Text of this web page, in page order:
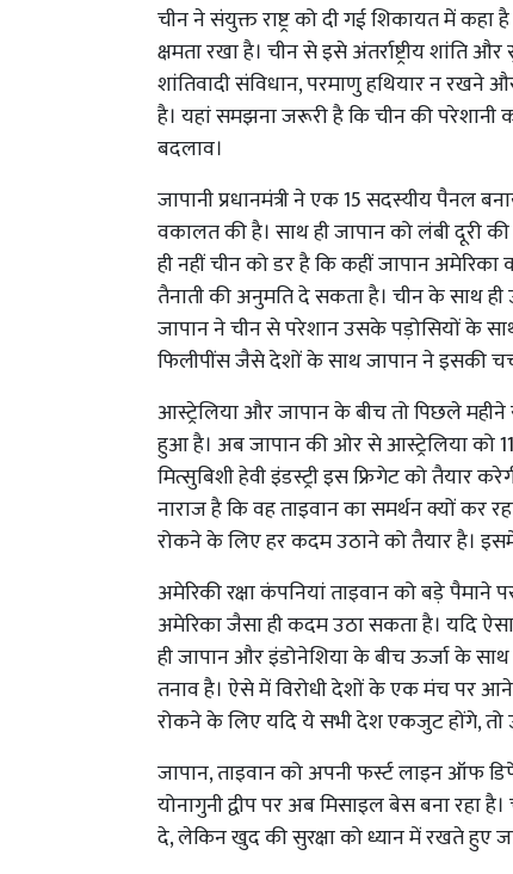
चीन ने संयुक्त राष्ट्र को दी गई शिकायत में
क्षमता रखा है। चीन से इसे अंतर्राष्ट्रीय शांति
शांतिवादी संविधान, परमाणु हथियार न रखने
है। यहां समझना जरूरी है कि चीन की परेशानी
बदलाव।
जापानी प्रधानमंत्री ने एक 15 सदस्यीय पैनल
वकालत की है। साथ ही जापान को लंबी दूरी की
ही नहीं चीन को डर है कि कहीं जापान
तैनाती की अनुमति दे सकता है। चीन के साथ ही
जापान ने चीन से परेशान उसके पड़ोसियों के
फिलीपींस जैसे देशों के साथ जापान ने इसकी
आस्ट्रेलिया और जापान के बीच तो पिछले
हुआ है। अब जापान की ओर से आस्ट्रेलिया को 11
मित्सुबिशी हेवी इंडस्ट्री इस फ्रिगेट को तैयार
नाराज है कि वह ताइवान का समर्थन क्यों कर
रोकने के लिए हर कदम उठाने को तैयार है।
अमेरिकी रक्षा कंपनियां ताइवान को बड़े पैमाने
अमेरिका जैसा ही कदम उठा सकता है। यदि
ही जापान और इंडोनेशिया के बीच ऊर्जा के
तनाव है। ऐसे में विरोधी देशों के एक मंच पर
रोकने के लिए यदि ये सभी देश एकजुट होंगे, तो
जापान, ताइवान को अपनी फर्स्ट लाइन ऑफ
योनागुनी द्वीप पर अब मिसाइल बेस बना रहा
दे, लेकिन खुद की सुरक्षा को ध्यान में रखते हुए